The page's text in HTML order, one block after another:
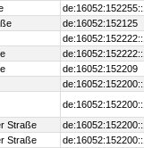
de:16052:152125
de:16052:152209
Straße
Straße